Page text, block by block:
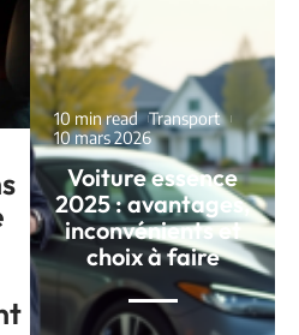
10 min read Transport
10 mars 2026
Voiture essence
2025 : avantages,
inconvénients et
choix à faire